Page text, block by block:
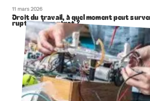
11 mars 2026
Droit du travail, à quel moment peut
rupture de contrat ?